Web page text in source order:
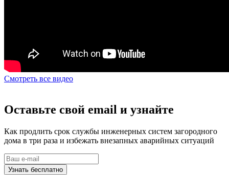
Смотреть все видео
Оставьте свой email и узнайте
Как продлить срок службы инженерных систем загородного
дома в три раза и избежать внезапных аварийных ситуаций
Узнать бесплатно